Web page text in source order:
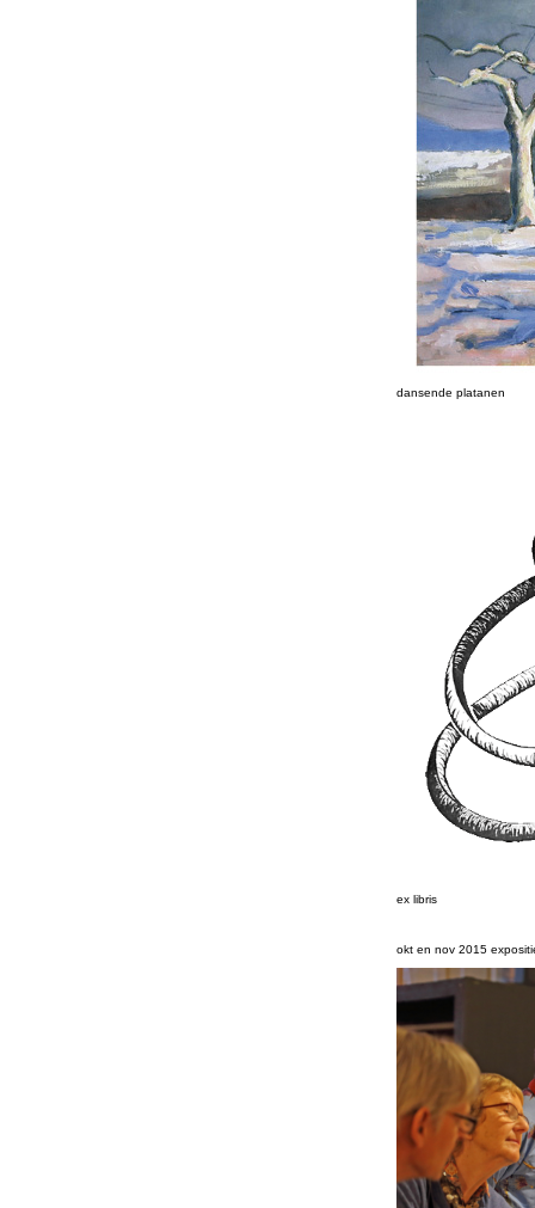
dansende platanen
ex libris
okt en nov 2015